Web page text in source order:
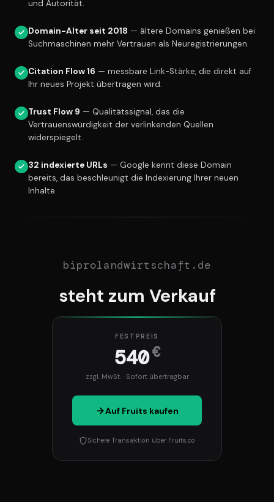
und Autorität.
Domain-Alter seit 2018 — ältere Domains genießen bei
Suchmaschinen mehr Vertrauen als Neuregistrierungen.
Citation Flow 16 — messbare Link-Stärke, die direkt auf
Ihr neues Projekt übertragen wird.
Trust Flow 9 — Qualitätssignal, das die
Vertrauenswürdigkeit der verlinkenden Quellen
widerspiegelt.
32 indexierte URLs — Google kennt diese Domain
bereits, das beschleunigt die Indexierung Ihrer neuen
Inhalte.
biprolandwirtschaft.de
steht zum Verkauf
FESTPREIS
540€
zzgl. MwSt. · Sofort übertragbar
Auf Fruits kaufen
Sichere Transaktion über Fruits.co